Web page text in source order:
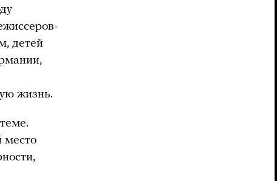
детей
жизнь.
место